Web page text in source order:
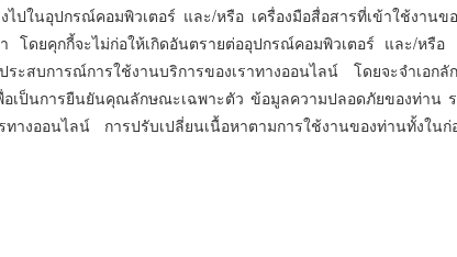
ไปในอุปกรณ์คอมพิวเตอร์ และ/หรือ เครื่องมือสื่อสารที่เข้าใช้งา
า โดยคุกกี้จะไม่ก่อให้เกิดอันตรายต่ออุปกรณ์คอมพิวเตอร์ และ/หรื
ระสบการณ์การใช้งานบริการของเราทางออนไลน์ โดยจะจำเอก
อเป็นการยืนยันคุณลักษณะเฉพาะตัว ข้อมูลความปลอดภัยของท่าน
ทางออนไลน์ การปรับเปลี่ยนเนื้อหาตามการใช้งานของท่านทั้งใ